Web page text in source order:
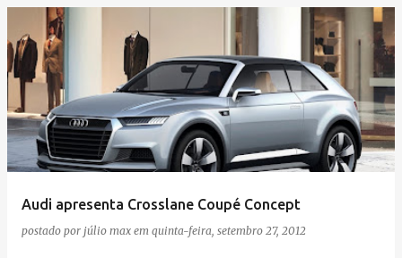
Audi apresenta Crosslane Coupé Concept
postado por júlio max em quinta-feira, setembro 27, 2012